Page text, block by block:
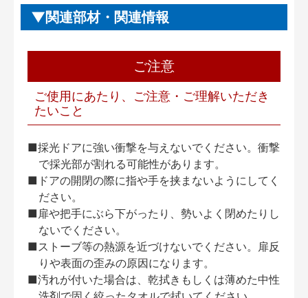
関連部材・関連情報
ご注意
ご使用にあたり、ご注意・ご理解いただき
たいこと
■採光ドアに強い衝撃を与えないでください。衝撃
で採光部が割れる可能性があります。
■ドアの開閉の際に指や手を挟まないようにしてく
ださい。
■扉や把手にぶら下がったり、勢いよく閉めたりし
ないでください。
■ストーブ等の熱源を近づけないでください。扉反
りや表面の歪みの原因になります。
■汚れが付いた場合は、乾拭きもしくは薄めた中性